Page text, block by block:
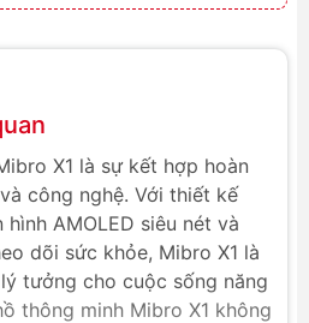
X1 là sự kết hợp hoàn
công nghệ. Với thiết kế
AMOLED siêu nét và
dõi sức khỏe, Mibro X1 là
tưởng cho cuộc sống năng
thông minh Mibro X1 không